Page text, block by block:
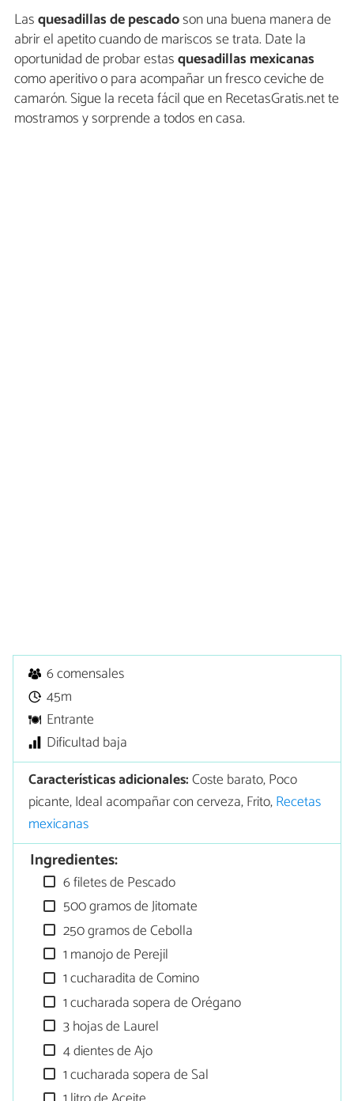
Lasquesadillas de pescadoson una buena manera de
abrir el apetito cuando de mariscos se trata. Date la
oportunidad de probar estasquesadillas mexicanas
como aperitivo o para acompañar un fresco ceviche de
camarón. Sigue la receta fácil que en RecetasGratis.net te
mostramos y sorprende a todos en casa.
6 comensales
45m
Entrante
Dificultad baja
Características adicionales:Coste barato, Poco
picante, Ideal acompañar con cerveza, Frito,Recetas
mexicanas
Ingredientes:
6 filetes de Pescado
500 gramos de Jitomate
250 gramos de Cebolla
1 manojo de Perejil
1 cucharadita de Comino
1 cucharada sopera de Orégano
3 hojas de Laurel
4 dientes de Ajo
1 cucharada sopera de Sal